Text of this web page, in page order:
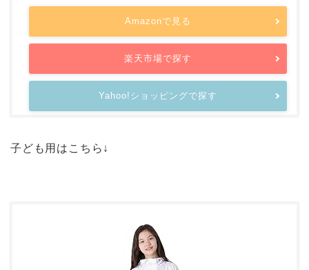
Amazonで見る
楽天市場で探す
Yahoo!ショッピングで探す
子ども用はこちら↓